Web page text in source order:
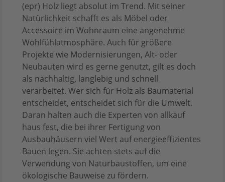
(epr) Holz liegt absolut im Trend. Mit seiner
Natürlichkeit schafft es als Möbel oder
Accessoire im Wohnraum eine angenehme
Wohlfühlatmosphäre. Auch für größere
Projekte wie Modernisierungen, Alt- oder
Neubauten wird es gerne genutzt, gilt es doch
als nachhaltig, langlebig und schnell
verarbeitet. Wer sich für Holz als Baumaterial
entscheidet, entscheidet sich für die Umwelt.
Daran halten auch die Experten von allkauf
haus fest, die bei ihrer Fertigung von
Ausbauhäusern viel Wert auf energieeffizientes
Bauen legen. Sie achten stets auf die
Verwendung von Naturbaustoffen, um eine
ökologische Bauweise zu fördern.